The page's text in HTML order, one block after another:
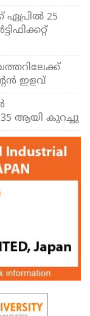
25
ഇളവ്
35 ആയി കുറച്ചു